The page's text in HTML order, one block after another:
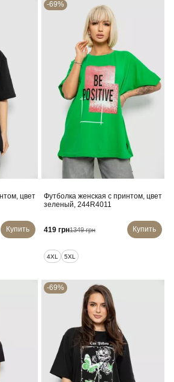
цвет
Купить
-69%
Футболка женская с принтом, цвет
зеленый, 244R4011
419 грн1349 грн Купить
4XL 5XL
-69%